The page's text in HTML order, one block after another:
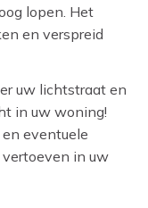
lopen. Het
en verspreid
uw lichtstraat en
in uw woning!
eventuele
in uw